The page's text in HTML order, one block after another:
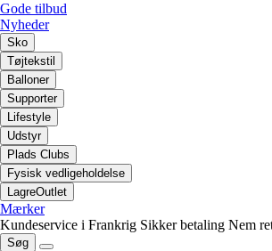
Gode tilbud
Nyheder
Sko
Tøjtekstil
Balloner
Supporter
Lifestyle
Udstyr
Plads Clubs
Fysisk vedligeholdelse
LagreOutlet
Mærker
Kundeservice i Frankrig Sikker betaling Nem
Søg